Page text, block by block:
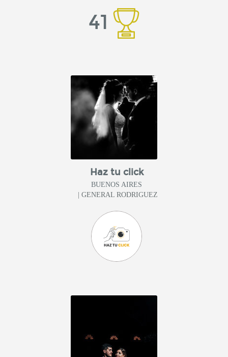
41
Haz tu click
BUENOS AIRES
| GENERAL RODRIGUEZ